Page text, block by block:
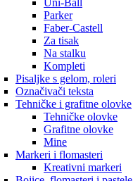
Uni-Ball
Parker
Faber-Castell
Za tisak
Na stalku
Kompleti
Pisaljke s gelom, roleri
Označivači teksta
Tehničke i grafitne olovke
Tehničke olovke
Grafitne olovke
Mine
Markeri i flomasteri
Kreativni markeri